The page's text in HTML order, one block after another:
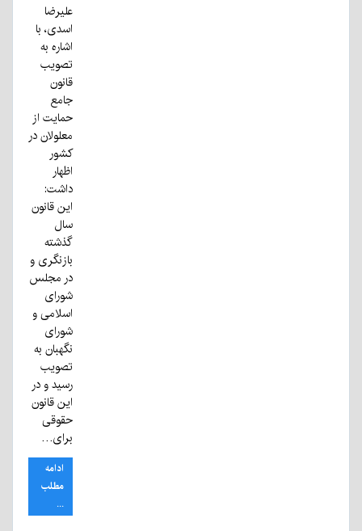
علیرضا
اسدی، با
اشاره به
تصویب
قانون
جامع
حمایت از
معلولان در
کشور
اظهار
داشت:
این قانون
سال
گذشته
بازنگری و
در مجلس
شورای
اسلامی و
شورای
نگهبان به
تصویب
رسید و در
این قانون
حقوقی
برای…
ادامه
مطلب
...